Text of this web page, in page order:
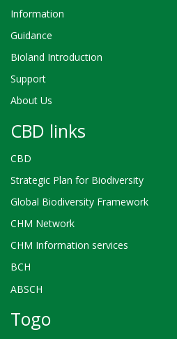
Information
Guidance
Bioland Introduction
Support
About Us
CBD links
CBD
Strategic Plan for Biodiversity
Global Biodiversity Framework
CHM Network
CHM Information services
BCH
ABSCH
Togo